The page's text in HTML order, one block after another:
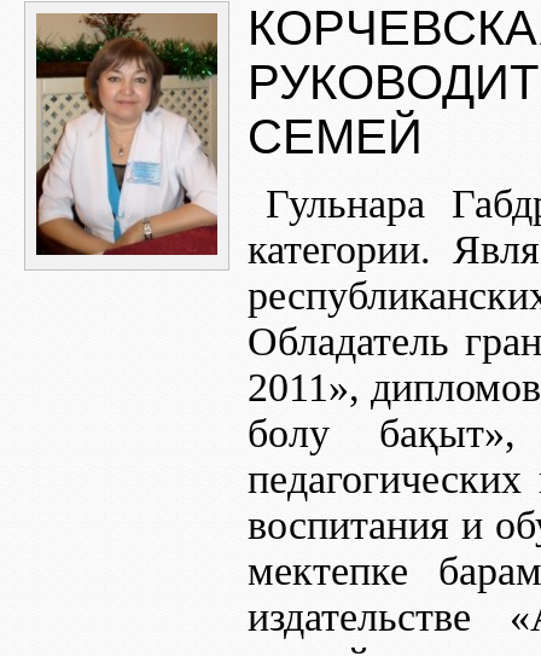
СЕМЕЙ
Гульнара
категории.
Обладатель
2011»,
болу бақыт»,
воспитания и
мектепке